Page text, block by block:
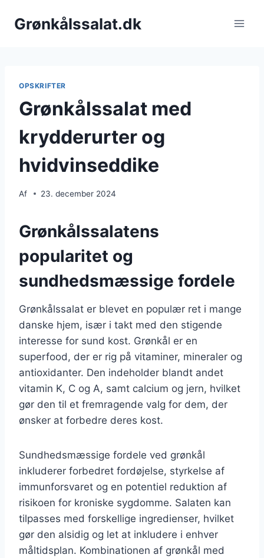
Grønkålssalat.dk
OPSKRIFTER
Grønkålssalat med
krydderurter og
hvidvinseddike
Af 23. december 2024
Grønkålssalatens
popularitet og
sundhedsmæssige fordele
Grønkålssalat er blevet en populær ret i mange
danske hjem, især i takt med den stigende
interesse for sund kost. Grønkål er en
superfood, der er rig på vitaminer, mineraler og
antioxidanter. Den indeholder blandt andet
vitamin K, C og A, samt calcium og jern, hvilket
gør den til et fremragende valg for dem, der
ønsker at forbedre deres kost.
Sundhedsmæssige fordele ved grønkål
inkluderer forbedret fordøjelse, styrkelse af
immunforsvaret og en potentiel reduktion af
risikoen for kroniske sygdomme. Salaten kan
tilpasses med forskellige ingredienser, hvilket
gør den alsidig og let at inkludere i enhver
måltidsplan. Kombinationen af grønkål med